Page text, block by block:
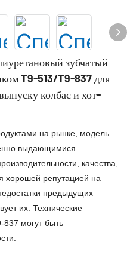
зубчатый
T9-513/T9-837 для
колбас и хот-
на рынке, модель
выдающимися
качества,
хорошей репутацией на
предыдущих
их. Технические
837 могут быть